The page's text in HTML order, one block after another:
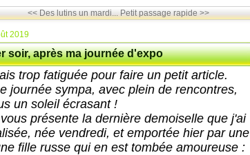
<< Des lutins un mardi... Petit passage rapide >>
2019
soir, après ma journée d'expo
trop fatiguée pour faire un petit article.
journée sympa, avec plein de rencontres,
un soleil écrasant !
présente la dernière demoiselle que j'ai
née vendredi, et emportée hier par une
fille russe qui en est tombée amoureuse :